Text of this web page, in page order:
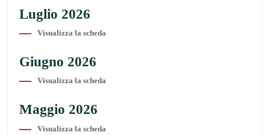
Luglio 2026
Visualizza la scheda
Giugno 2026
Visualizza la scheda
Maggio 2026
Visualizza la scheda